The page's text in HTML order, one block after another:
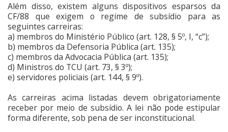
Além disso, existem alguns dispositivos esparsos da
CF/88 que exigem o regime de subsídio para as
seguintes carreiras:
a) membros do Ministério Público (art. 128, § 5º, I, “c”);
b) membros da Defensoria Pública (art. 135);
c) membros da Advocacia Pública (art. 135);
d) Ministros do TCU (art. 73, § 3º);
e) servidores policiais (art. 144, § 9º).
As carreiras acima listadas devem obrigatoriamente
receber por meio de subsídio. A lei não pode estipular
forma diferente, sob pena de ser inconstitucional.